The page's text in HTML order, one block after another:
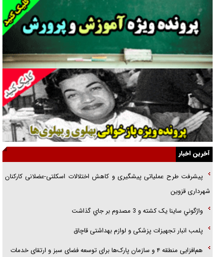
خرید قسطی اولش خنده و آخرش گریه است!
فوتبال و آن «بالا»!
راهبرد غافلگیری با نسل جدید پهپاد‌ها
جنجال پزشکان تقلبی در صنعت زیبایی
یهودی‌ها در ادبیات داستانی اروپا؛ از شکسپیر تا دیکنز
گفت‌وگو با خواهر یکی از شهدای جنگ رمضان/ خواهرم فرمانده جهادی و
اهل خدمت بی‌منت بود
جزئیات شکنجه‌هایم فراتر از آن است که در بیان بگنجد!
گزارش «جوان» از قوانین سخت‌گیرانه ۶ قاره در برابر یورش به پاسگاه‌های
پلیس
تحلیل ابعاد پیام رهبر انقلاب به حزب‌الله/ مقاومت نقشه راه آینده غرب آسیا
آخرین اخبار
پیشرفت طرح عملیاتی پیشگیری و کاهش اختلالات اسکلتی-عضلانی کارکنان
شهرداری قزوین
واژگوني ساينا يک کشته و 3 مصدوم بر جاي گذاشت
پلمب انبار تجهيزات پزشکی و لوازم بهداشتی قاچاق
هم‌افزایی منطقه ۴ و سازمان پارک‌ها برای توسعه فضای سبز و ارتقای خدمات